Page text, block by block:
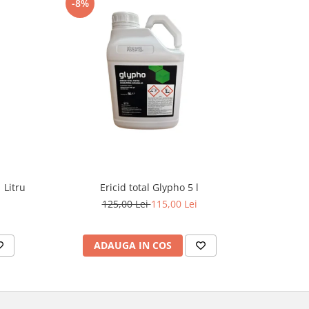
Litru
-8%
Ericid total Glypho 5 l
125,00 Lei115,00 Lei
ADAUGA IN COS